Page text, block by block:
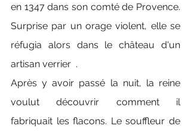
en 1347 dans son comté de Provence.
Surprise par un orage violent, elle se
réfugia alors dans le château d'un
artisan verrier  .
Après y avoir passé la nuit, la reine
voulut découvrir comment il
fabriquait les flacons. Le souffleur de